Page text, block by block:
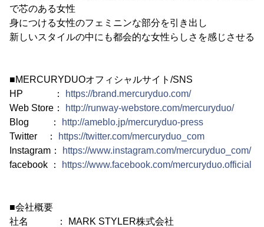
で芯のある女性
身につける女性のフェミニンな部分を引き出し
新しいスタイルの中にも都会的な女性らしさを感じさせる
■MERCURYDUOオフィシャルサイト/SNS
HP ：
https://brand.mercuryduo.com/
Web Store：
http://runway-webstore.com/mercuryduo/
Blog ：
http://ameblo.jp/mercuryduo-press
Twitter ：
https://twitter.com/mercuryduo_com
Instagram：
https://www.instagram.com/mercuryduo_com/
facebook ：
https://www.facebook.com/mercuryduo.official
■会社概要
社名 ： MARK STYLER株式会社